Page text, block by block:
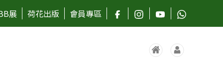
展 荷花出版 會員專區